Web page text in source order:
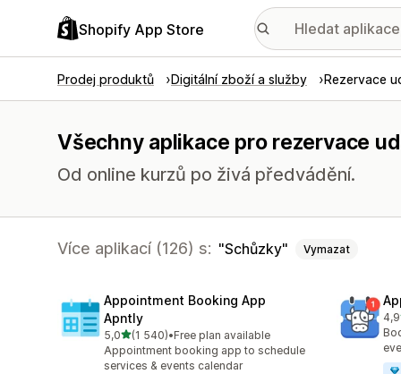
Shopify App Store
Prodej produktů Digitální zboží a služby Rezervace
Všechny aplikace pro rezervace
Od online kurzů po živá předvádění.
Více aplikací (126) s: Schůzky Vymazat
Appointment Booking App
Apntly
5,0z 5 hvězd
(1 540)
Celkový počet recenzí: 1540
•Free plan available
Appointment booking app to schedule
services & events calendar
4,9